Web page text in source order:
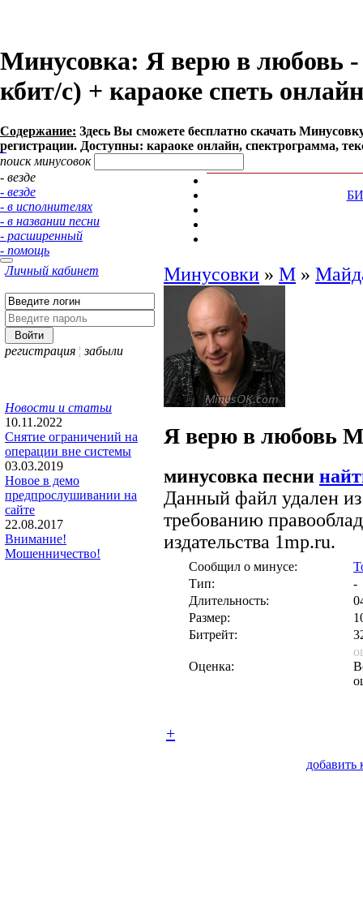
Минусовка: Я верю в любовь
кбит/с) + караоке спеть онлайн
Содержание: Здесь Вы сможете бесплатно cкачать
регистрации. Доступны: караоке онлайн, спектрограмма,
поиск минусовок
- везде
- везде
- в исполнителях
- в названии песни
- расширенный
- помощь
Личный кабинет
регистрация ¦ забыли
Новости и статьи
10.11.2022
Снятие ограничений на
операции вне системы
03.03.2019
Новое в демо
предпрослушивании на
сайте
22.08.2017
Внимание!
Мошенничество!
Минусовки » М »
Я верю в любовь
минусовка песни
Данный файл удален
требованию
издательства 1mp.ru.
Сообщил о минусе:
Тип:
-
Длительность:
Размер:
Битрейт:
Оценка:
+
добавить